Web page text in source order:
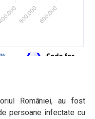
României, au fost
persoane infectate cu